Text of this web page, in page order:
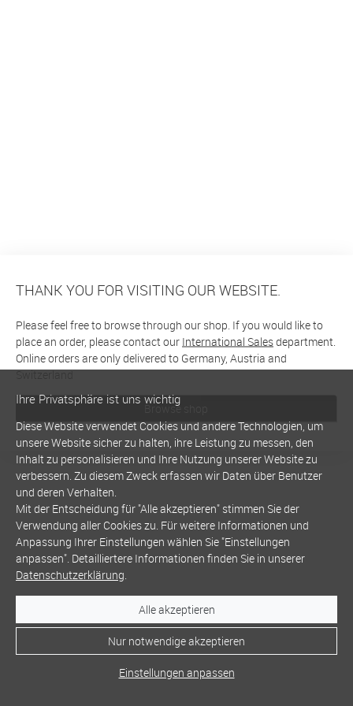
THANK YOU FOR VISITING OUR WEBSITE.
Please feel free to browse through our shop. If you would like to
place an order, please contact our International Salesdepartment.
Online orders are only delivered to Germany, Austria and
Switzerland
Browse shop
Ihre Privatsphäre ist uns wichtig
Diese Website verwendet Cookies und andere Technologien, um
unsere Website sicher zu halten, ihre Leistung zu messen, den
Inhalt zu personalisieren und Ihre Nutzung unserer Website zu
verbessern. Zu diesem Zweck erfassen wir Daten über Benutzer
und deren Verhalten.
Mit der Entscheidung für "Alle akzeptieren" stimmen Sie der
Verwendung aller Cookies zu. Für weitere Informationen und
Anpassung Ihrer Einstellungen wählen Sie "Einstellungen
anpassen". Detailliertere Informationen finden Sie in unserer
Datenschutzerklärung.
Alle akzeptieren
Nur notwendige akzeptieren
Einstellungen anpassen